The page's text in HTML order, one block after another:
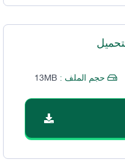
حجم الملف : 13MB